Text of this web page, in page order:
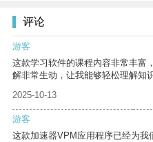
评论
游客
这款学习软件的课程内容非常丰富
解非常生动，让我能够轻松理解知识
2025-10-13
游客
这款加速器VPM应用程序已经为